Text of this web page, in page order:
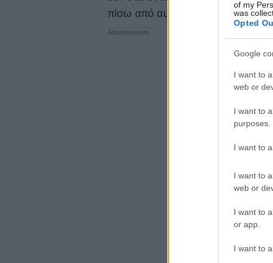
of my
was
Opted
Google
I want to
web or
I want to
purposes.
I want to
I want to
web or
I want to
or app.
I want to
πίσω από αυτά και δεν